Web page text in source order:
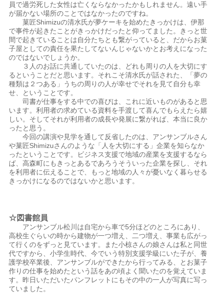
員で過労死した女性は亡くならなかったかもしれません。遠い手
が届かない場所のことではなかったのですね。
菓匠Shimizuの清水氏が夢ケーキを始めたきっかけは、伊那
で事件が起きたことがきっかけだったと仰ってました。きっと世
間で起きていることは自分たちとも繋がっていると、だからお菓
子屋としての責任を果たしてないんじゃないかとお考えになった
のではないでしょうか。
３人のお話に共通していたのは、どれも周りの人を大切にす
るということだと思います。それこそ清水氏が話された、「夢の
種類は２つある」うちの周りの人が幸せでそれを見て自分も幸
せ、ということです。
司書が仕事をする中での喜びは、これに近いものがあると思
います。利用者の求めている資料を手渡して喜んでもらえたら嬉
しい。そしてそれが利用者の成長や発展に繋がれば、本当に良か
ったと思う。
今回の講演や見学を通して反省したのは、アンサンブルさん
や菓匠Shimizuさんのような「人を大切にする」企業を知らなか
ったということです。ビジネス支援で地域の産業を支援するなら
ば、高森町にもきっとあるであろうそういった企業を探し、それ
を利用者に伝えることで、もっと地域の人々が憂いなく暮らせる
きっかけになるのではないかと思います。
☆図書館員
アンサンブル松川は自宅から車で5分ほどのところにあり、
高校生ぐらいの時から建物が一つ増え、二つ増え、事業も広がっ
て行くのをずっと見ています。また小椋さんの娘さんは私と同世
代ですから、小学生時代、今でいう特別支援学級にいた子が、養
護学校卒業後、アンサンブルができたから行ってみる、とお菓子
作りの仕事を始めたという話をあの頃よく聞いたのを覚えていま
す。昨日いただいたパンフレットにもその中の一人が写真に写っ
ていました。